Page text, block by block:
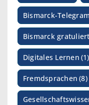
Bismarck-
Bismarck
Digitales Lernen (1)
Fremdsprachen (8)